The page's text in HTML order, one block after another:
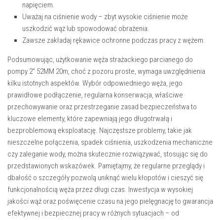
napięciem.
Uważaj na ciśnienie wody – zbyt wysokie ciśnienie może
uszkodzić wąż lub spowodować obrażenia.
Zawsze zakładaj rękawice ochronne podczas pracy z wężem.
Podsumowując, użytkowanie węża strażackiego parcianego do
pompy 2″ 52MM 20m, choć z pozoru proste, wymaga uwzględnienia
kilku istotnych aspektów. Wybór odpowiedniego węża, jego
prawidłowe podłączenie, regularna konserwacja, właściwe
przechowywanie oraz przestrzeganie zasad bezpieczeństwa to
kluczowe elementy, które zapewniają jego długotrwałą i
bezproblemową eksploatację. Najczęstsze problemy, takie jak
nieszczelne połączenia, spadek ciśnienia, uszkodzenia mechaniczne
czy zaleganie wody, można skutecznie rozwiązywać, stosując się do
przedstawionych wskazówek. Pamiętajmy, że regularne przeglądy i
dbałość o szczegóły pozwolą uniknąć wielu kłopotów i cieszyć się
funkcjonalnością węża przez długi czas. Inwestycja w wysokiej
jakości wąż oraz poświęcenie czasu na jego pielęgnację to gwarancja
efektywnej i bezpiecznej pracy w różnych sytuacjach – od